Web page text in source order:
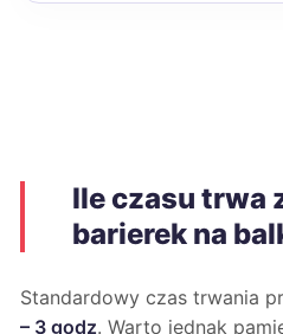
Ile czasu trwa
barierek na
Standardowy czas trwania
– 3 godz. Warto jednak